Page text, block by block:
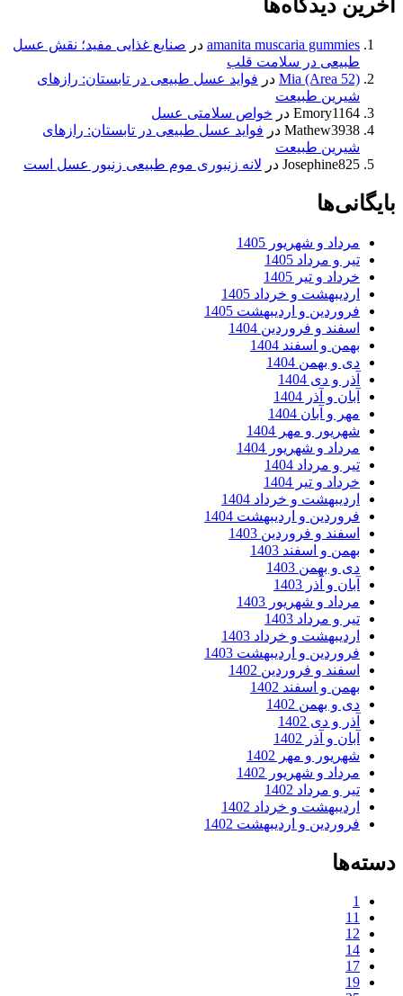
دیدگاه‌ها
amanita muscaria درصنایع غذایی مفید؛ نقش عسل
در سلامت قلب
Mia (Areaدرفواید عسل طبیعی در تابستان: رازهای
طبیعت
درخواص سلامتی عسل
درفواید عسل طبیعی در تابستان: رازهای
طبیعت
درلانه زنبوری موم طبیعی زنبور عسل است
و شهریور 1405
و مرداد 1405
و تیر 1405
و خرداد 1405
و اردیبهشت 1405
و فروردین 1404
و اسفند 1404
و بهمن 1404
و دی 1404
و آذر 1404
و آبان 1404
و مهر 1404
و شهریور 1404
و مرداد 1404
و تیر 1404
و خرداد 1404
و اردیبهشت 1404
و فروردین 1403
و اسفند 1403
و بهمن 1403
و آذر 1403
و شهریور 1403
و مرداد 1403
و خرداد 1403
و اردیبهشت 1403
و فروردین 1402
و اسفند 1402
و بهمن 1402
و دی 1402
و آذر 1402
و مهر 1402
و شهریور 1402
و مرداد 1402
و خرداد 1402
و اردیبهشت 1402